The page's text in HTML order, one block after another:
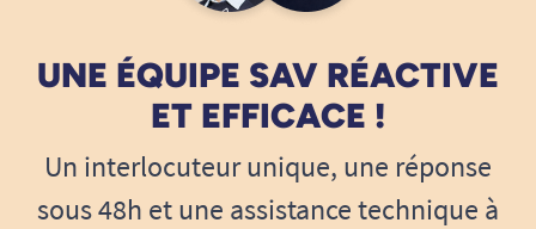
UNE ÉQUIPE SAV RÉACTIVE
ET EFFICACE !
Un interlocuteur unique, une réponse
sous 48h et une assistance technique à